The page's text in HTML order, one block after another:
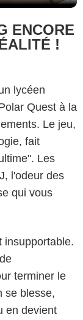
ENCORE
!
lycéen
Quest à la
Le jeu,
fait
Les
l'odeur des
qui vous
insupportable.
terminer le
se blesse,
en devient